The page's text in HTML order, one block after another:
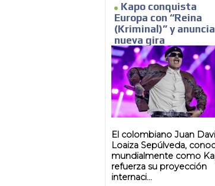
Kapo conquista
Europa con “Reina
(Kriminal)” y anuncia
nueva gira
El colombiano Juan
Loaiza Sepúlveda,
mundialmente como
refuerza su proyección
internaci...